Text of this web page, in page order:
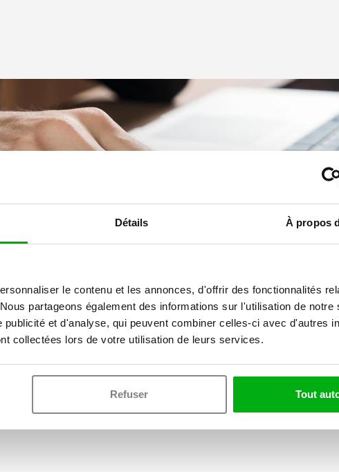
Détails À propos
le contenu et les annonces, d'offrir des fonctionnalités
partageons également des informations sur l'utilisation de notre
publicité et d'analyse, qui peuvent combiner celles-ci avec d'autres
collectées lors de votre utilisation de leurs services.
Refuser Tout
vos
catalogue de tests